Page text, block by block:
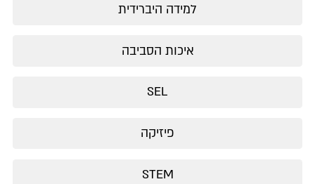
למידה היברידית
איכות הסביבה
SEL
פיזיקה
STEM